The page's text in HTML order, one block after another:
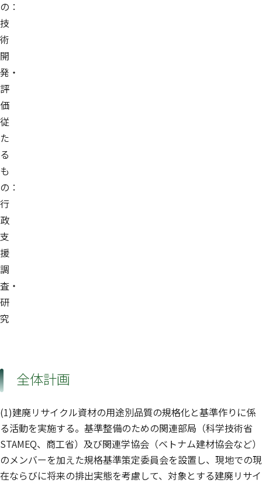
の：
技
術
開
発・
評
価
従
た
る
も
の：
行
政
支
援
調
査・
研
究
全体計画
(1)建廃リサイクル資材の用途別品質の規格化と基準作りに係
る活動を実施する。基準整備のための関連部局（科学技術省
STAMEQ、商工省）及び関連学協会（ベトナム建材協会など）
のメンバーを加えた規格基準策定委員会を設置し、現地での現
在ならびに将来の排出実態を考慮して、対象とする建廃リサイ